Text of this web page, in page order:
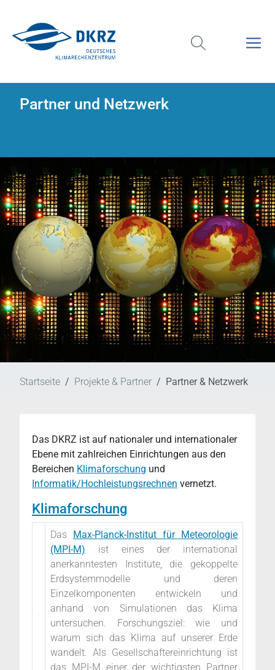
Partner und Netzwerk
Startseite Projekte & Partner Partner & Netzwerk
Das DKRZ ist auf nationaler und internationaler
Ebene mit zahlreichen Einrichtungen aus den
Bereichen Klimaforschung und
Informatik/Hochleistungsrechnen vernetzt.
Klimaforschung
Das
Max-Planck-Institut für Meteorologie
(MPI-M) ist eines der international
anerkanntesten Institute, die gekoppelte
Erdsystemmodelle und deren
Einzelkomponenten entwickeln und
anhand von Simulationen das Klima
untersuchen. Forschungsziel: wie und
warum sich das Klima auf unserer Erde
wandelt. Als Gesellschaftereinrichtung ist
das MPI-M einer der wichtigsten Partner